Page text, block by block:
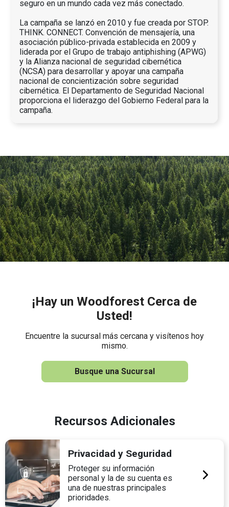
seguro en un mundo cada vez más conectado.
La campaña se lanzó en 2010 y fue creada por STOP.
THINK. CONNECT. Convención de mensajería, una
asociación público-privada establecida en 2009 y
liderada por el Grupo de trabajo antiphishing (APWG)
y la Alianza nacional de seguridad cibernética
(NCSA) para desarrollar y apoyar una campaña
nacional de concientización sobre seguridad
cibernética. El Departamento de Seguridad Nacional
proporciona el liderazgo del Gobierno Federal para la
campaña.
¡Hay un Woodforest Cerca de
Usted!
Encuentre la sucursal más cercana y visítenos hoy
mismo.
Busque una Sucursal
Recursos Adicionales
Privacidad y Seguridad
Proteger su información
personal y la de su cuenta es
una de nuestras principales
prioridades.